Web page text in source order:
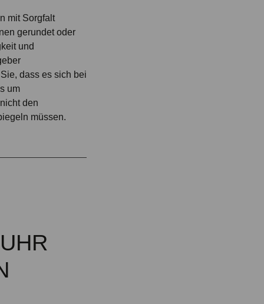
mit Sorgfalt
gerundet oder
und
dass es sich bei
um
den
müssen.